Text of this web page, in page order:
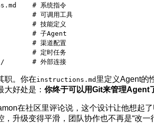
# 系统指令
# 可调用工具
# 技能定义
# 子Agent
# 渠道配置
# 定时任务
# 外部连接
职。你在instructions.md 里定义Agent的
大好处是： 你终于可以用Git来管理Agent
在社区里评论说，这个设计让他想
，升级变得平滑，团队协作也不再是“改一